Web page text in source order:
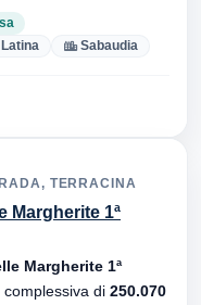
Sabaudia
TERRACINA
Margherite 1ª
Margherite 1ª
di 250.070